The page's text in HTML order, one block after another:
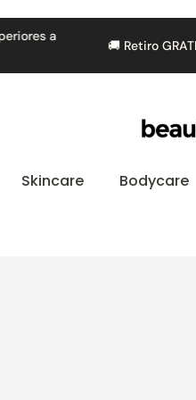
🚚 Retiro GRATIS en tiendas
Skincare Bodycare